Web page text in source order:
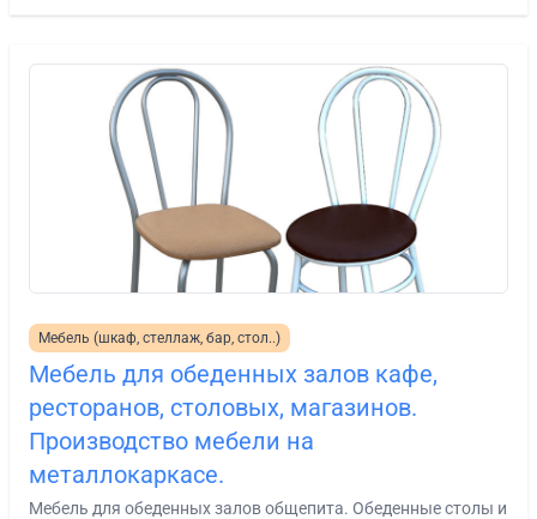
Мебель (шкаф, стеллаж, бар, стол..)
Мебель для обеденных залов кафе,
ресторанов, столовых, магазинов.
Производство мебели на
металлокаркасе.
Мебель для обеденных залов общепита. Обеденные столы и